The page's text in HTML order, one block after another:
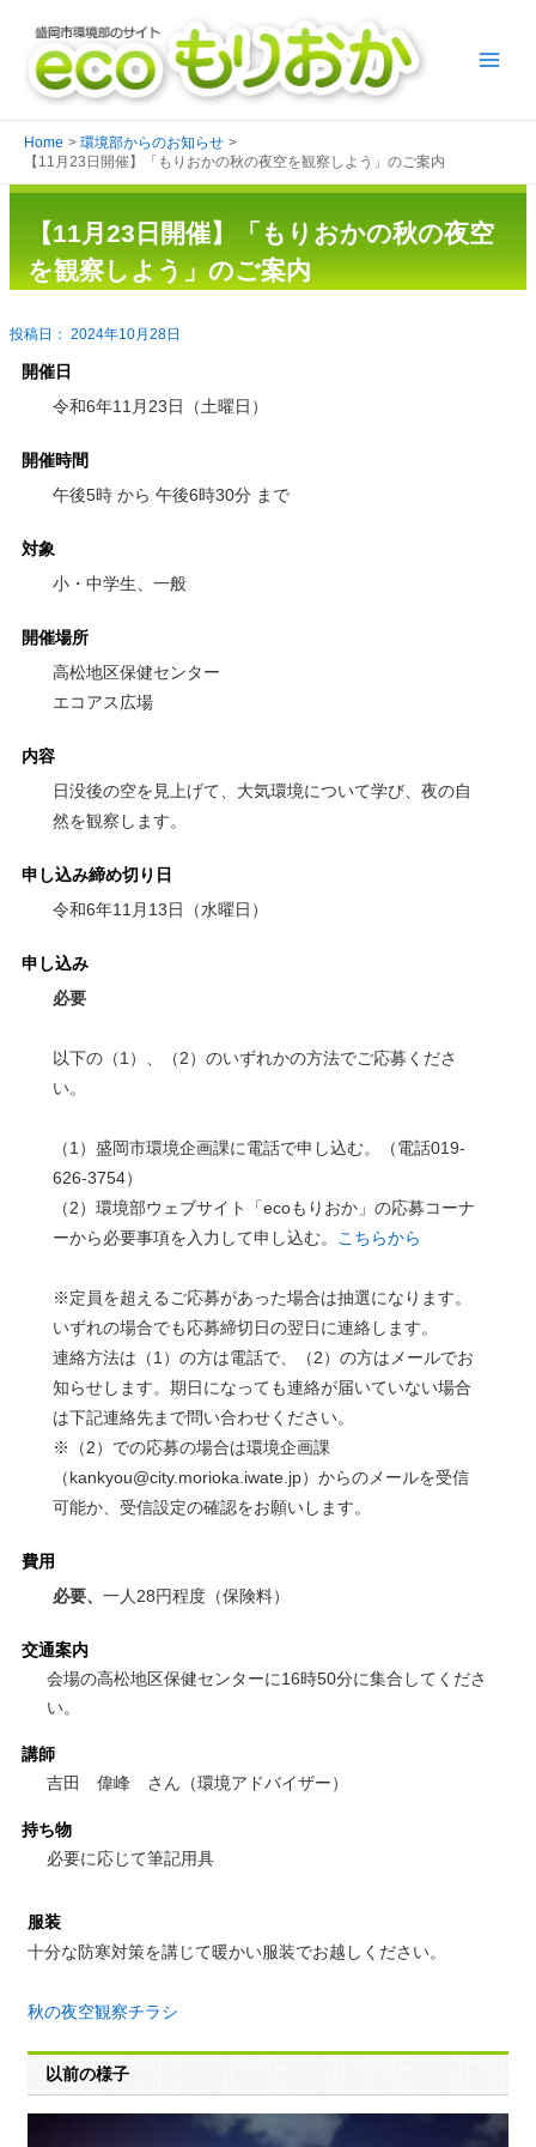
Home
環境部からのお知らせ
【11月23日開催】「もりおかの秋の夜空を観察しよう」のご案内
【11月23日開催】「もりおかの秋の夜空
を観察しよう」のご案内
2024年10月28日
開催日
令和6年11月23日（土曜日）
開催時間
午後5時 から 午後6時30分 まで
対象
小・中学生、一般
開催場所
高松地区保健センター
エコアス広場
内容
日没後の空を見上げて、大気環境について学び、夜の自
然を観察します。
申し込み締め切り日
令和6年11月13日（水曜日）
申し込み
必要
以下の（1）、（2）のいずれかの方法でご応募くださ
い。
（1）盛岡市環境企画課に電話で申し込む。（電話019-
626-3754）
（2）環境部ウェブサイト「ecoもりおか」の応募コーナ
ーから必要事項を入力して申し込む。
こちらから
※定員を超えるご応募があった場合は抽選になります。
いずれの場合でも応募締切日の翌日に連絡します。
連絡方法は（1）の方は電話で、（2）の方はメールでお
知らせします。期日になっても連絡が届いていない場合
は下記連絡先まで問い合わせください。
※（2）での応募の場合は環境企画課
（kankyou@city.morioka.iwate.jp）からのメールを受信
可能か、受信設定の確認をお願いします。
費用
必要、 一人28円程度（保険料）​​​
交通案内
会場の高松地区保健センターに16時50分に集合してくださ
い。
講師
吉田 偉峰 さん（環境アドバイザー）
持ち物
必要に応じて筆記用具
服装
十分な防寒対策を講じて暖かい服装でお越しください。
秋の夜空観察チラシ
以前の様子